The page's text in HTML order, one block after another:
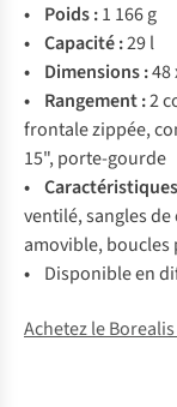
• Poids:1 166 g
• Capacité:29 l
• Dimensions:48
• Rangement:2
frontalezippée,
15",porte-gourde
• Caractéristiques
ventilé,sanglesde
amovible,boucles
• Disponibleen
Achetez le